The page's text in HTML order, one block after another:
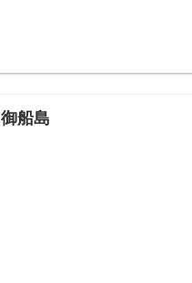
御船島